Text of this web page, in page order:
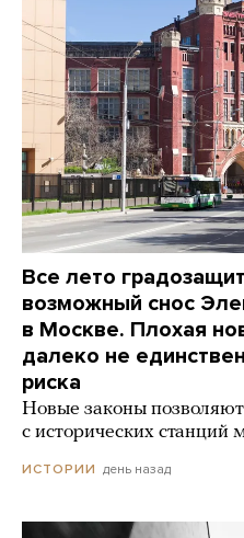
Все лето
возможный снос
в Москве. Плохая
далеко не
риска
Новые законы
с исторических станций
ИСТОРИИ день назад